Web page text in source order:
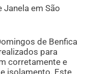
Janela em São
de Benfica
para
corretamente e
isolamento. Este